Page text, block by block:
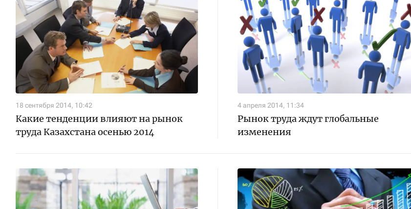
18 сентября 2014, 10:42
Какие тенденции влияют на рынок
труда Казахстана осенью 2014
4 апреля 2014, 11:34
Рынок труда ждут глобальные
изменения